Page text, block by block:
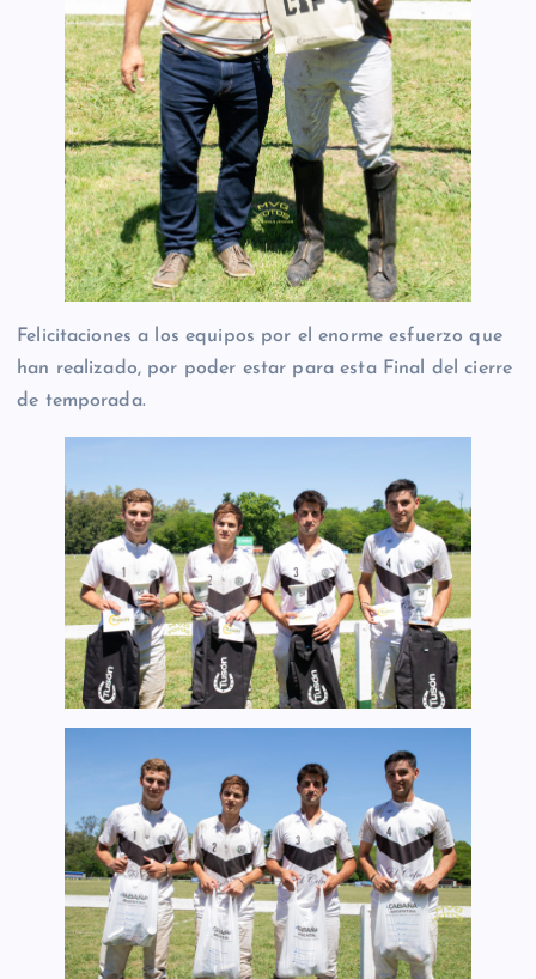
Felicitaciones a los equipos por el enorme esfuerzo que
han realizado, por poder estar para esta Final del cierre
de temporada.